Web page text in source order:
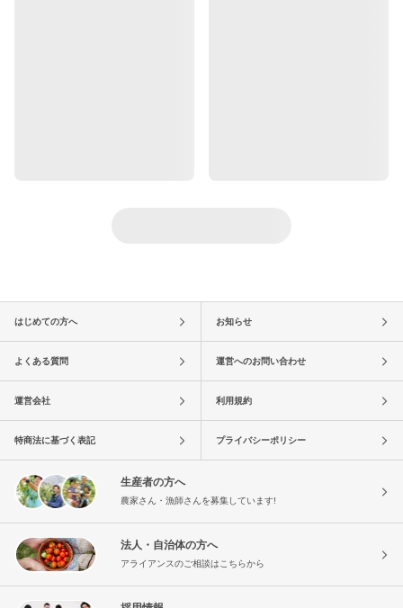
はじめての方へ お知らせ
よくある質問 運営へのお問い合わせ
運営会社 利用規約
特商法に基づく表記 プライバシーポリシー
生産者の方へ
農家さん・漁師さんを募集しています!
法人・自治体の方へ
アライアンスのご相談はこちらから